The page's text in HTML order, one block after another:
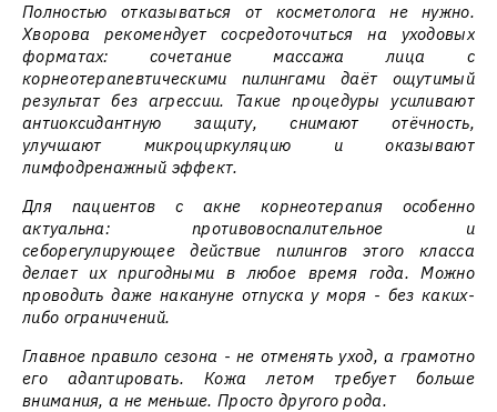
Полностью отказываться от косметолога не нужно.
Хворова рекомендует сосредоточиться на уходовых
форматах: сочетание массажа лица с
корнеотерапевтическими пилингами даёт ощутимый
результат без агрессии. Такие процедуры усиливают
антиоксидантную защиту, снимают отёчность,
улучшают микроциркуляцию и оказывают
лимфодренажный эффект.
Для пациентов с акне корнеотерапия особенно
актуальна: противовоспалительное и
себорегулирующее действие пилингов этого класса
делает их пригодными в любое время года. Можно
проводить даже накануне отпуска у моря - без каких-
либо ограничений.
Главное правило сезона - не отменять уход, а грамотно
его адаптировать. Кожа летом требует больше
внимания, а не меньше. Просто другого рода.